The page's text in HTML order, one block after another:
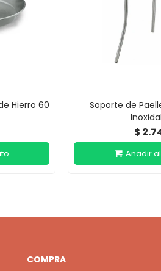
Hierro 60
Soporte de
$
COMPRA